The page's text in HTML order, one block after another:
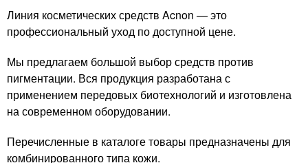
Линия косметических средств Acnon — это
профессиональный уход по доступной цене.
Мы предлагаем большой выбор средств против
пигментации. Вся продукция разработана с
применением передовых биотехнологий и изготовлена
на современном оборудовании.
Перечисленные в каталоге товары предназначены для
комбинированного типа кожи.